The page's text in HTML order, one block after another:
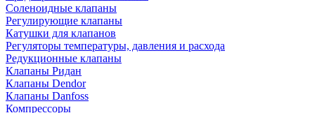
Соленоидные клапаны
Регулирующие клапаны
Катушки для клапанов
Регуляторы температуры, давления и расхода
Редукционные клапаны
Клапаны Ридан
Клапаны Dendor
Клапаны Danfoss
Компрессоры